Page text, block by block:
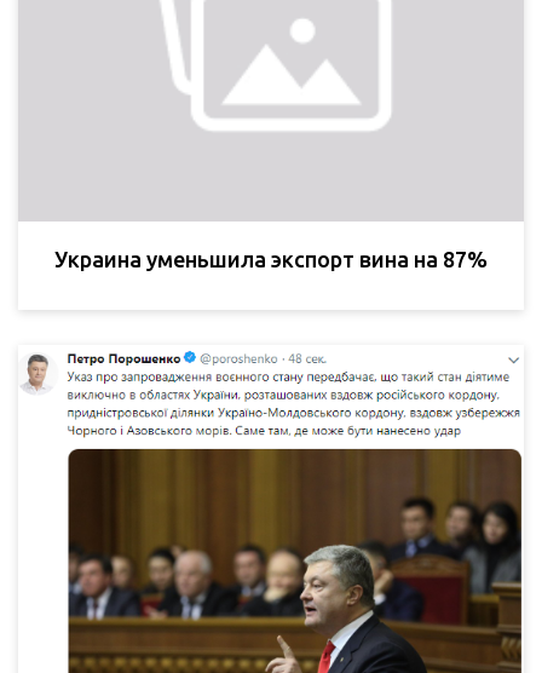
Украина уменьшила экспорт вина на 87%